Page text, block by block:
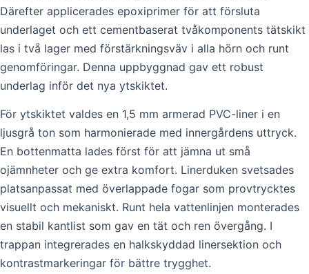
Därefter applicerades epoxiprimer för att försluta
underlaget och ett cementbaserat tvåkomponents tätskikt
las i två lager med förstärkningsväv i alla hörn och runt
genomföringar. Denna uppbyggnad gav ett robust
underlag inför det nya ytskiktet.
För ytskiktet valdes en 1,5 mm armerad PVC-liner i en
ljusgrå ton som harmonierade med innergårdens uttryck.
En bottenmatta lades först för att jämna ut små
ojämnheter och ge extra komfort. Linerduken svetsades
platsanpassat med överlappade fogar som provtrycktes
visuellt och mekaniskt. Runt hela vattenlinjen monterades
en stabil kantlist som gav en tät och ren övergång. I
trappan integrerades en halkskyddad linersektion och
kontrastmarkeringar för bättre trygghet.